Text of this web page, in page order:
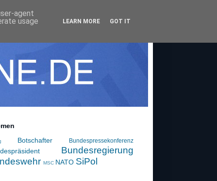
Botschafter Bundespressekonferenz
Bundesregierung
MSC NATO SiPol
agent
usage
LEARN MORE GOT IT